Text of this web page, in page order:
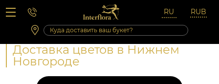
Вопросы-ответы
Сб 10:00 ‐ 14:00
Выходные и праздничные дни
Доставка цветов в Нижнем
Новгороде